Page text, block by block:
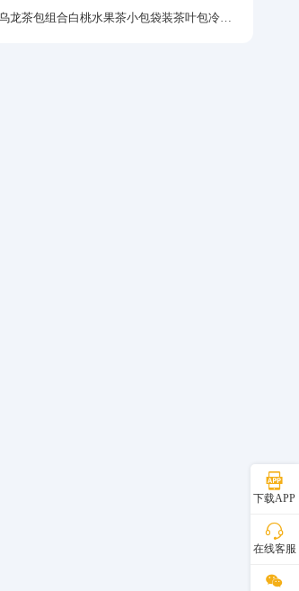
蜜桃乌龙茶包组合白桃水果茶小包袋装茶叶包冷泡茶泡水喝的东西
下载APP
在线客服